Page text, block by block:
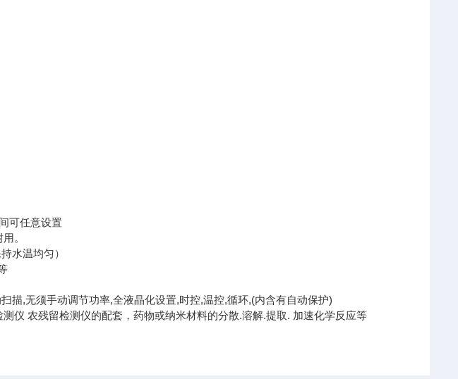
程序控制
可任意设置
。
水温均匀）
描,无须手动调节功率,全液晶化设置,时控,温控,循环,(内含有自动保护)
仪 农残留检测仪的配套，药物或纳米材料的分散.溶解.提取. 加速化学反应等